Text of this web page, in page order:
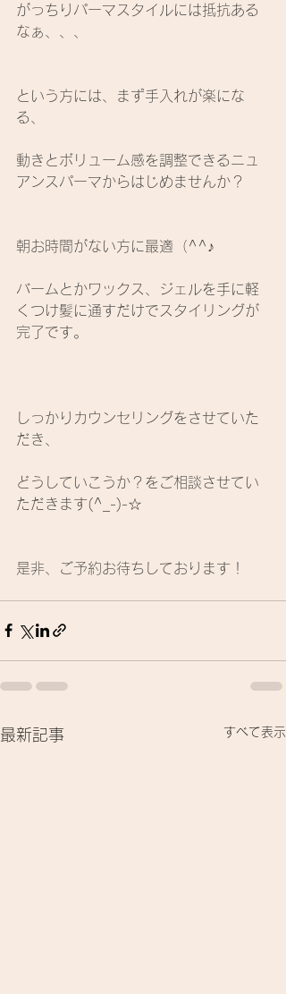
がっちりパーマスタイルには抵抗ある
なぁ、、、
という方には、まず手入れが楽にな
る、
動きとボリューム感を調整できるニュ
アンスパーマからはじめませんか？
朝お時間がない方に最適（^^♪
バームとかワックス、ジェルを手に軽
くつけ髪に通すだけでスタイリングが
完了です。
しっかりカウンセリングをさせていた
だき、
どうしていこうか？をご相談させてい
ただきます(^_-)-☆
是非、ご予約お待ちしております！
最新記事 すべて表示